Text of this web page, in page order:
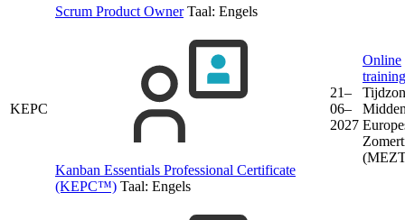
Scrum Product Owner Taal: Engels
KEPC
Kanban Essentials Professional Certificate
(KEPC™) Taal: Engels
21–
06–
2027
Online
training